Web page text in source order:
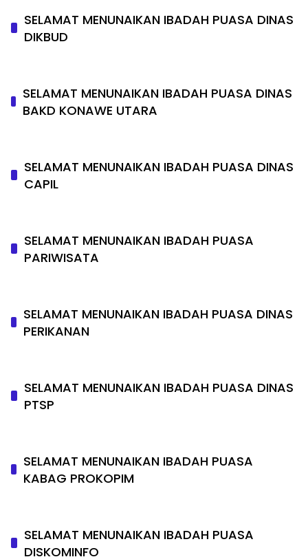
SELAMAT MENUNAIKAN IBADAH PUASA DINAS
DIKBUD
SELAMAT MENUNAIKAN IBADAH PUASA DINAS
BAKD KONAWE UTARA
SELAMAT MENUNAIKAN IBADAH PUASA DINAS
CAPIL
SELAMAT MENUNAIKAN IBADAH PUASA
PARIWISATA
SELAMAT MENUNAIKAN IBADAH PUASA DINAS
PERIKANAN
SELAMAT MENUNAIKAN IBADAH PUASA DINAS
PTSP
SELAMAT MENUNAIKAN IBADAH PUASA
KABAG PROKOPIM
SELAMAT MENUNAIKAN IBADAH PUASA
DISKOMINFO